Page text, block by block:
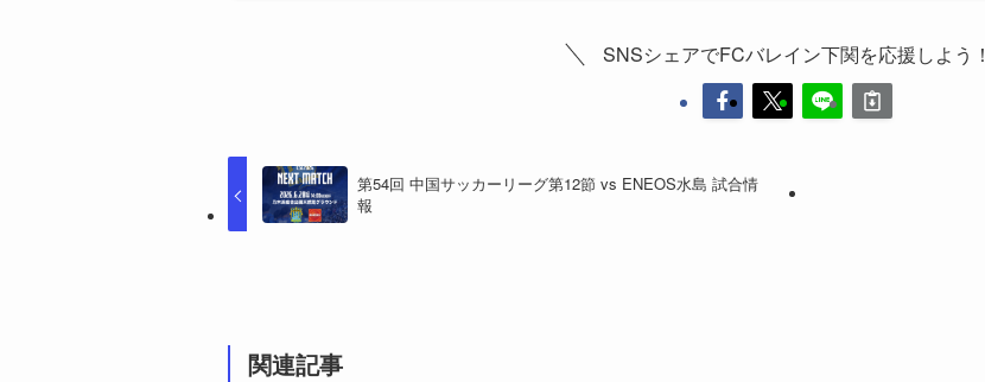
SNSシェアでFCバレイン下関を応援しよう！
第54回 中国サッカーリーグ第12節 vs ENEOS水島 試合情
報
関連記事